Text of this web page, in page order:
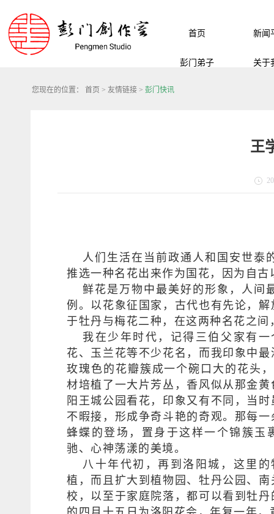
首页 新闻
彭门弟子 关于
您现在的位置： 首页 > 友情链接 > 彭门快讯
王
人们生活在当前政通人和国安世泰
推选一种名花出来作为国花，因为自
鲜花是万物中最美好的形象，人间
例。以花象征国家，古代也有先论，
于牡丹与梅花二种，在这两种名花之
我在少年时代，记得三伯父家有
花、玉兰花等不少花名，而我印象中
玫瑰色的花瓣簇成一个碗口大的花头
材培植了一大片芳丛，香风似从那金
阳王城公园看花，印象又有不同，当
不暇接，形成争奇斗艳的奇观。那每
蜂蝶的登场，置身于这样一个锦簇
驰、心神荡漾的美境。
八十年代初，再到洛阳城，这里
植，而且扩大到植物园、牡丹公园、
校，以至于家庭院落，都可以看到牡